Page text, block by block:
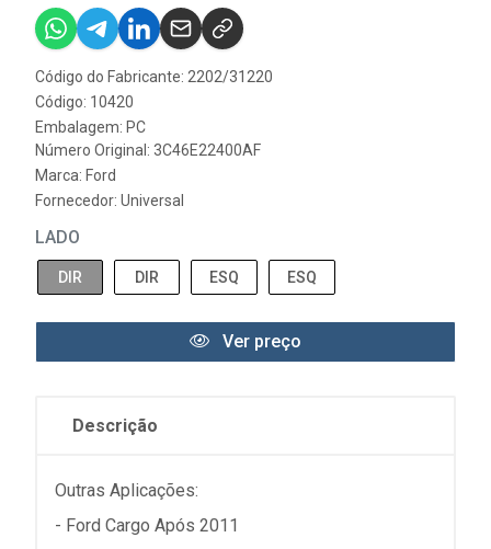
Código do Fabricante: 2202/31220
Código: 10420
Embalagem: PC
Número Original: 3C46E22400AF
Marca: Ford
Fornecedor: Universal
LADO
DIR DIR ESQ ESQ
Ver preço
Descrição
Outras Aplicações:
- Ford Cargo Após 2011